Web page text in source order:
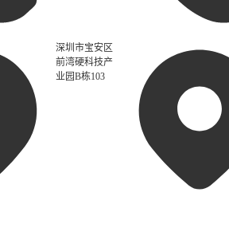
深圳市宝安区
前湾硬科技产
业园B栋103